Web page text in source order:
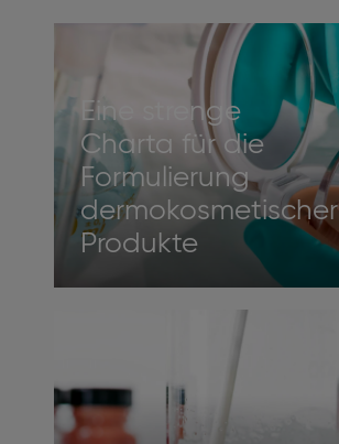
Eine strenge
Charta für die
Formulierung
dermokosmetischer
Produkte